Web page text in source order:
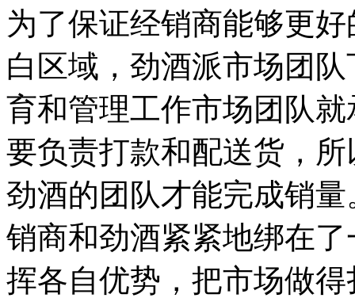
为了保证经销商能够更
白区域，劲酒派市场团
育和管理工作市场团队
要负责打款和配送货，
劲酒的团队才能完成销
销商和劲酒紧紧地绑在
挥各自优势，把市场做